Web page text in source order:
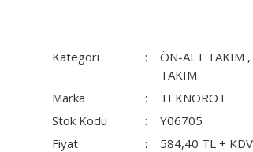
Kategori ÖN-ALT TAKIM ,
TAKIM
Marka
TEKNOROT
Stok Kodu
Y06705
Fiyat
584,40 TL + KDV